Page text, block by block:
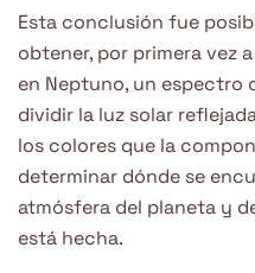
Esta conclusión fue
obtener, por primera vez
en Neptuno, un espectro
dividir la luz solar
los colores que la
determinar dónde se
atmósfera del planeta y
está hecha.